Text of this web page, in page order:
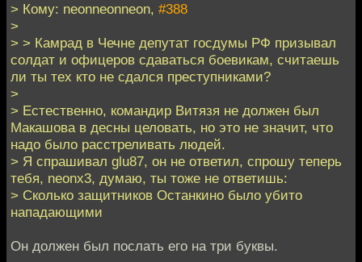
> Кому: neonneonneon, #388
>
> > Камрад в Чечне депутат госдумы РФ призывал
солдат и офицеров сдаваться боевикам, считаешь
ли ты тех кто не сдался преступниками?
>
> Естественно, командир Витязя не должен был
Макашова в десны целовать, но это не значит, что
надо было расстреливать людей.
> Я спрашивал glu87, он не ответил, спрошу теперь
тебя, neonx3, думаю, ты тоже не ответишь:
> Сколько защитников Останкино было убито
нападающими
Он должен был послать его на три буквы.